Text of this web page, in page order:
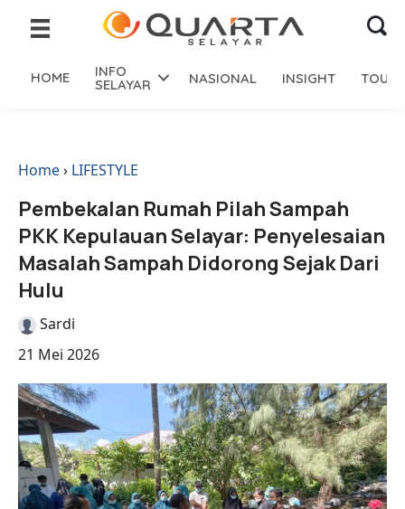
HOME INFO
SELAYAR NASIONAL INSIGHT
Home› LIFESTYLE
Pembekalan Rumah Pilah Sampah
PKK Kepulauan Selayar: Penyelesaian
Masalah Sampah Didorong Sejak Dari
Hulu
Sardi
21 Mei 2026